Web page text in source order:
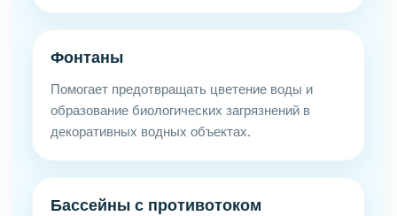
Фонтаны
Помогает предотвращать цветение воды и
образование биологических загрязнений в
декоративных водных объектах.
Бассейны с противотоком